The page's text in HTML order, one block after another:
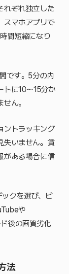
れぞれ独立した
スマホアプリで
間短縮になり
です。5分の内
トに10〜15分か
ん。
ントラッキング
失いません。賃
がある場合に信
クを選び、ビ
や
後の画質劣化
法